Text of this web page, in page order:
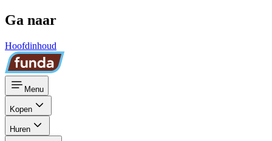
Ga naar
Hoofdinhoud
Menu
Kopen
Huren